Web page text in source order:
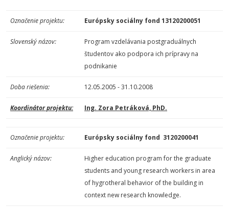
Označenie projektu: Európsky sociálny fond 13120200051
Slovenský názov:
Program vzdelávania postgraduálnych
študentov ako podpora ich prípravy na
podnikanie
Doba riešenia: 12.05.2005 - 31.10.2008
Koordinátor projektu: Ing. Zora Petráková, PhD.
Označenie projektu: Európsky sociálny fond 3120200041
Anglický názov:
Higher education program for the graduate
students and young research workers in area
of hygrotheral behavior of the building in
context new research knowledge.